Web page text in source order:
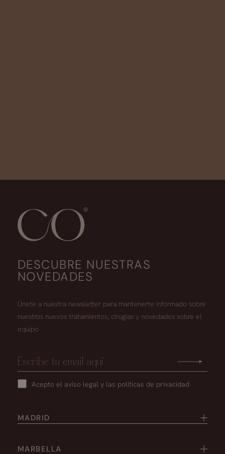
DESCUBRE NUESTRAS
NOVEDADES
Únete a nuestra newsletter para mantenerte informado sobre
nuestros nuevos tratamientos, cirugías y novedades sobre el
equipo
Acepto el aviso legal y las políticas de privacidad
MADRID
MARBELLA